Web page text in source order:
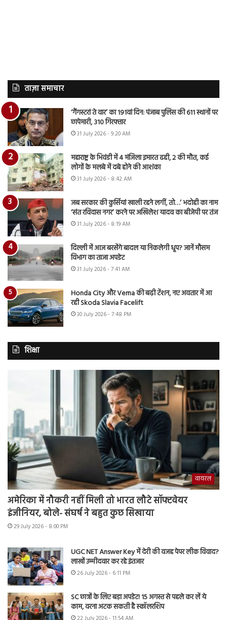
ताज़ा समाचार
‘गैंगस्टरां ते वार’ का 191वां दिन: पंजाब पुलिस की 611 स्थानों पर
छापेमारी, 310 गिरफ्तार
31 July 2026 - 9:20 AM
महाराष्ट्र के भिवंडी में 4 मंजिला इमारत ढही, 2 की मौत, कई
लोगों के मलबे में दबे होने की आशंका
31 July 2026 - 8:42 AM
जब सरकार की कुर्सियां खाली रहने लगीं, तो…’ भदोही का नाम
‘संत रविदास नगर’ करने पर अखिलेश यादव का बीजेपी पर तंज
31 July 2026 - 8:19 AM
दिल्ली में आज बरसेंगे बादल या निकलेगी धूप? जानें मौसम
विभाग का ताजा अपडेट
31 July 2026 - 7:41 AM
Honda City और Verna की बढ़ी टेंशन, नए अवतार में आ
रही Skoda Slavia Facelift
30 July 2026 - 7:48 PM
शिक्षा
वायरल
अमेरिका में नौकरी नहीं मिली तो भारत लौटे सॉफ्टवेयर
इंजीनियर, बोले- संघर्ष ने बहुत कुछ सिखाया
29 July 2026 - 8:00 PM
UGC NET Answer Key में देरी की वजह पेपर लीक विवाद?
लाखों उम्मीदवार कर रहे इंतजार
26 July 2026 - 6:11 PM
SC छात्रों के लिए बड़ा अपडेट! 15 अगस्त से पहले कर लें ये
काम, वरना अटक सकती है स्कॉलरशिप